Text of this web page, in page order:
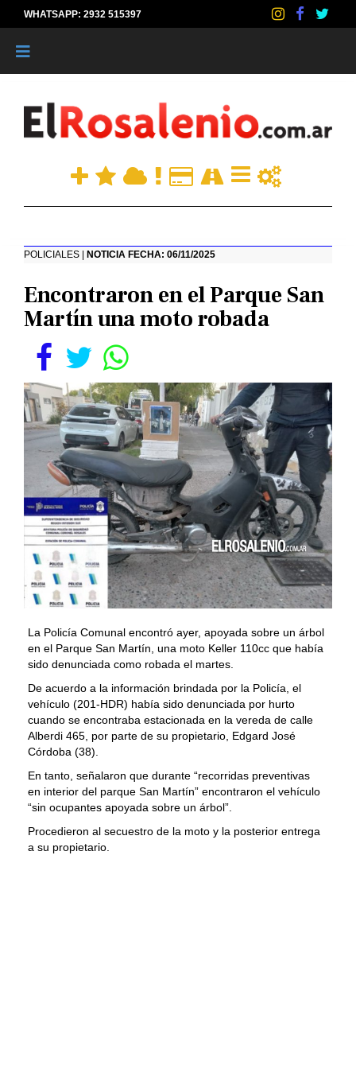
WHATSAPP: 2932 515397
POLICIALES | NOTICIA FECHA: 06/11/2025
Encontraron en el Parque San
Martín una moto robada
La Policía Comunal encontró ayer, apoyada sobre un árbol
en el Parque San Martín, una moto Keller 110cc que había
sido denunciada como robada el martes.
De acuerdo a la información brindada por la Policía, el
vehículo (201-HDR) había sido denunciada por hurto
cuando se encontraba estacionada en la vereda de calle
Alberdi 465, por parte de su propietario, Edgard José
Córdoba (38).
En tanto, señalaron que durante “recorridas preventivas
en interior del parque San Martín” encontraron el vehículo
“sin ocupantes apoyada sobre un árbol”.
Procedieron al secuestro de la moto y la posterior entrega
a su propietario.